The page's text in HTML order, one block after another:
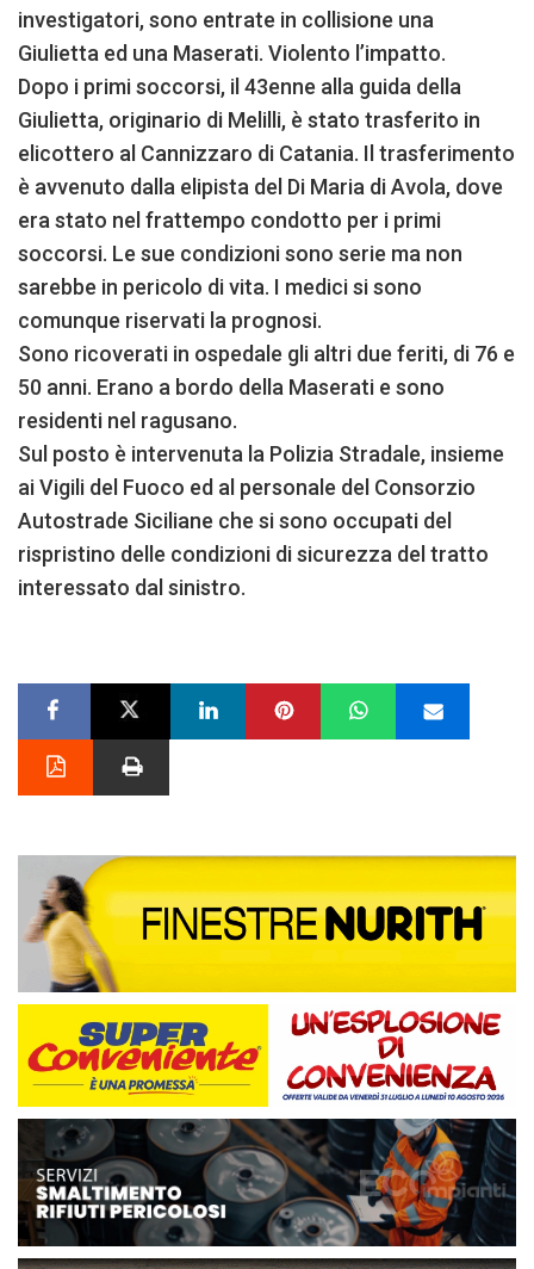
investigatori, sono entrate in collisione una
Giulietta ed una Maserati. Violento l’impatto.
Dopo i primi soccorsi, il 43enne alla guida della
Giulietta, originario di Melilli, è stato trasferito in
elicottero al Cannizzaro di Catania. Il trasferimento
è avvenuto dalla elipista del Di Maria di Avola, dove
era stato nel frattempo condotto per i primi
soccorsi. Le sue condizioni sono serie ma non
sarebbe in pericolo di vita. I medici si sono
comunque riservati la prognosi.
Sono ricoverati in ospedale gli altri due feriti, di 76 e
50 anni. Erano a bordo della Maserati e sono
residenti nel ragusano.
Sul posto è intervenuta la Polizia Stradale, insieme
ai Vigili del Fuoco ed al personale del Consorzio
Autostrade Siciliane che si sono occupati del
rispristino delle condizioni di sicurezza del tratto
interessato dal sinistro.